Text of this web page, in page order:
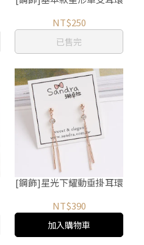
NT$250
已售完
[鋼飾]星光下耀動垂掛耳環
NT$390
加入購物車